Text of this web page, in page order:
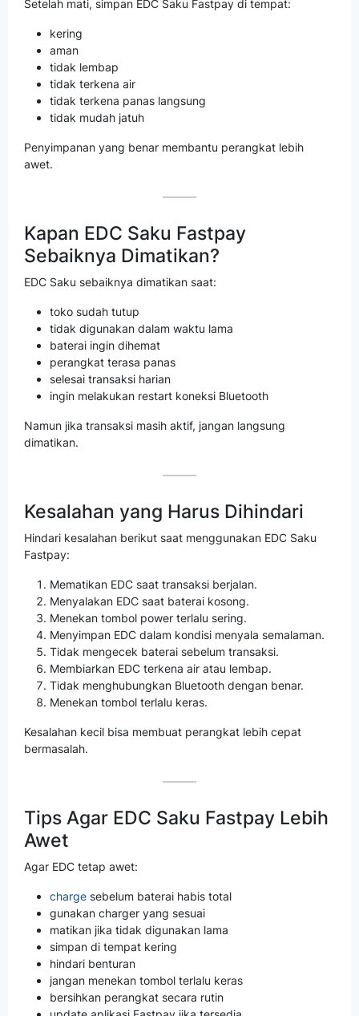
Setelah mati, simpan EDC Saku Fastpay di tempat:
kering
aman
tidak lembap
tidak terkena air
tidak terkena panas langsung
tidak mudah jatuh
Penyimpanan yang benar membantu perangkat lebih
awet.
Kapan EDC Saku Fastpay
Sebaiknya Dimatikan?
EDC Saku sebaiknya dimatikan saat:
toko sudah tutup
tidak digunakan dalam waktu lama
baterai ingin dihemat
perangkat terasa panas
selesai transaksi harian
ingin melakukan restart koneksi Bluetooth
Namun jika transaksi masih aktif, jangan langsung
dimatikan.
Kesalahan yang Harus Dihindari
Hindari kesalahan berikut saat menggunakan EDC Saku
Fastpay:
Mematikan EDC saat transaksi berjalan.
Menyalakan EDC saat baterai kosong.
Menekan tombol power terlalu sering.
Menyimpan EDC dalam kondisi menyala semalaman.
Tidak mengecek baterai sebelum transaksi.
Membiarkan EDC terkena air atau lembap.
Tidak menghubungkan Bluetooth dengan benar.
Menekan tombol terlalu keras.
Kesalahan kecil bisa membuat perangkat lebih cepat
bermasalah.
Tips Agar EDC Saku Fastpay Lebih
Awet
Agar EDC tetap awet:
charge sebelum baterai habis total
gunakan charger yang sesuai
matikan jika tidak digunakan lama
simpan di tempat kering
hindari benturan
jangan menekan tombol terlalu keras
bersihkan perangkat secara rutin